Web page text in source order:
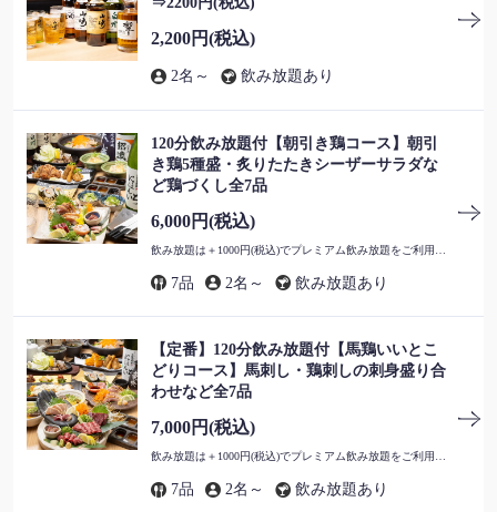
2,200円(税込)
2名～ 飲み放題あり
120分飲み放題付【朝引き鶏コース】朝引
き鶏5種盛・炙りたたきシーザーサラダな
ど鶏づくし全7品
6,000円(税込)
7品 2名～ 飲み放題あり
【定番】120分飲み放題付【馬鶏いいとこ
どりコース】馬刺し・鶏刺しの刺身盛り合
わせなど全7品
7,000円(税込)
7品 2名～ 飲み放題あり